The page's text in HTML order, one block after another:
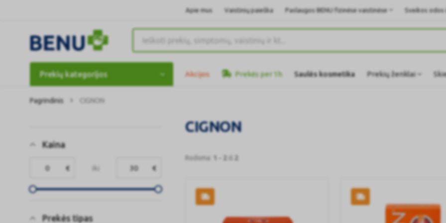
Apie mus Vaistinių paieška Paslaugos BENU fizinėse vaistinėse Sveikos
Prekių kategorijos Akcijos Prekės per 1h Saulės kosmetika Prekių ženklai
Pagrindinis CIGNON
Kaina
€ iki €
Prekės tipas
CIGNON
Rodoma: 1 - 2 iš 2